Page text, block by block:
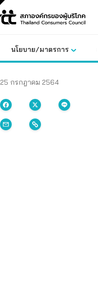
นโยบาย/มาตรการ
25 กรกฎาคม 2564